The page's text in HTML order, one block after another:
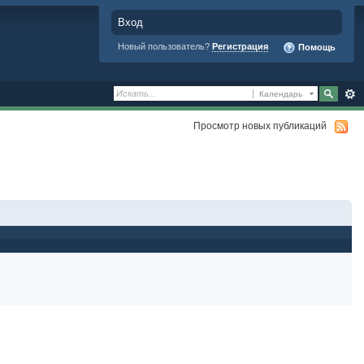
Вход
Новый пользователь? Регистрация Помощь
Календарь
Просмотр новых публикаций